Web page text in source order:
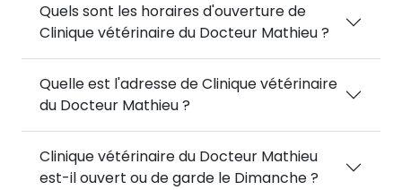
Quels sont les horaires d'ouverture de
Clinique vétérinaire du Docteur Mathieu ?
Quelle est l'adresse de Clinique vétérinaire
du Docteur Mathieu ?
Clinique vétérinaire du Docteur Mathieu
est-il ouvert ou de garde le Dimanche ?